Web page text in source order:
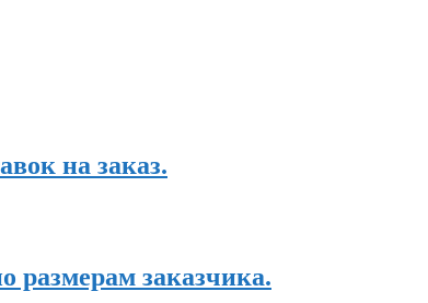
на заказ.
размерам заказчика.